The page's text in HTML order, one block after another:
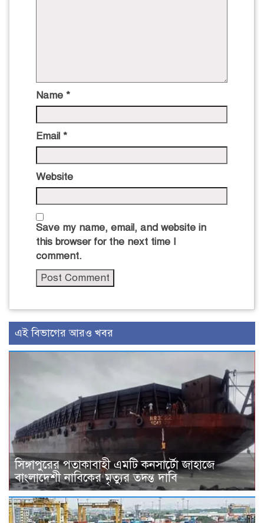
Name *
Email *
Website
Save my name, email, and website in
this browser for the next time I
comment.
এই বিভাগের আরও খবর
সিঙ্গাপুরের পতাকাবাহী এমটি কনসার্টো জাহাজে
বাংলাদেশী নাবিকের মৃত্যুর তদন্ত দাবি